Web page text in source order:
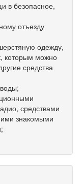
в безопасное,
отъезду
одежду,
которым можно
средства
средствами
знакомыми